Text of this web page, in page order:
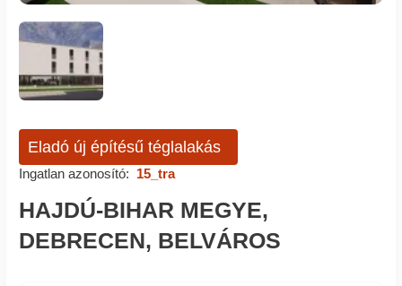
Eladó új építésű téglalakás
Ingatlan azonosító: 15_tra
HAJDÚ-BIHAR MEGYE,
DEBRECEN, BELVÁROS